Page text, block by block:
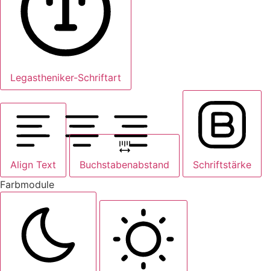
Legastheniker-Schriftart
Align Text Buchstabenabstand
Schriftstärke
Farbmodule